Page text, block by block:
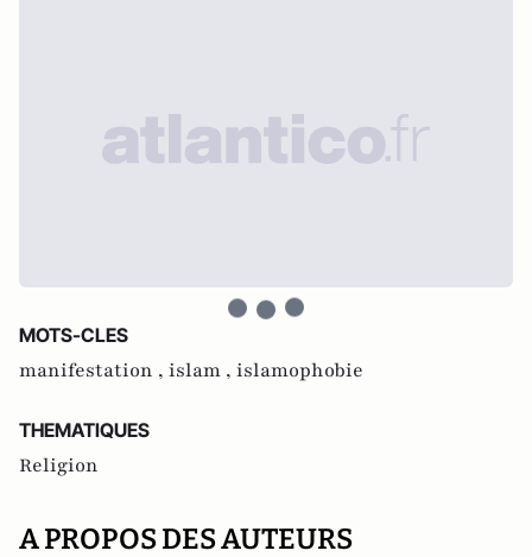
MOTS-CLES
manifestation , islam , islamophobie
THEMATIQUES
Religion
A PROPOS DES AUTEURS